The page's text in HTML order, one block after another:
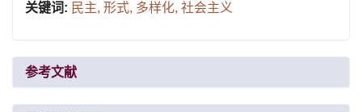
关键词: 民主, 形式, 多样化, 社会主义
参考文献